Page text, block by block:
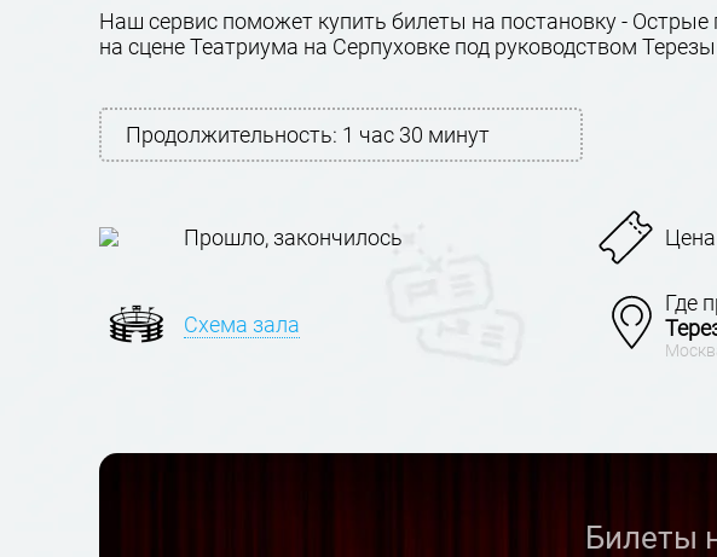
Наш сервис поможет купить билеты на постановку - Острые
на сцене Театриума на Серпуховке под руководством
Продолжительность: 1 час 30 минут
Прошло, закончилось
Схема зала
Где
Билеты